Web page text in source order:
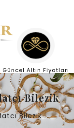
Güncel Altın Fiyatları
Bilezik
Bilezik